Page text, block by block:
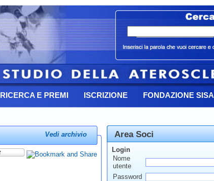
RICERCA E PREMI ISCRIZIONE FONDAZIONE SISA
Vedi archivio Area Soci
Login
Nome
utente
Password